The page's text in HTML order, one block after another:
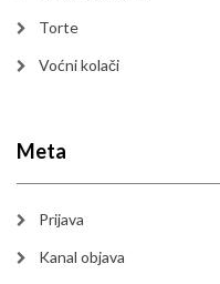
Torte
Voćni kolači
Meta
Prijava
Kanal objava